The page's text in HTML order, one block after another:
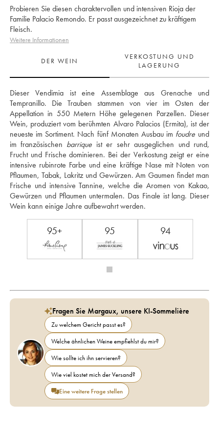
Probieren Sie diesen charaktervollen und intensiven Rioja der
Familie Palacio Remondo. Er passt ausgezeichnet zu kräftigem
Fleisch.
Weitere Informationen
DER WEIN
VERKOSTUNG UND
LAGERUNG
Dieser Vendimia ist eine Assemblage aus Grenache und
Tempranillo. Die Trauben stammen von vier im Osten der
Appellation in 550 Metern Höhe gelegenen Parzellen. Dieser
Wein, produziert vom berühmten Alvaro Palacios (Ermita), ist der
neueste im Sortiment. Nach fünf Monaten Ausbau im foudre und
im französischen barrique ist er sehr ausgeglichen und rund,
Frucht und Frische dominieren. Bei der Verkostung zeigt er eine
intensive rubinrote Farbe und eine kräftige Nase mit Noten von
Pflaumen, Tabak, Lakritz und Gewürzen. Am Gaumen findet man
Frische und intensive Tannine, welche die Aromen von Kakao,
Gewürzen und Pflaumen untermalen. Das Finale ist lang. Dieser
Wein kann einige Jahre aufbewahrt werden.
95+ 95 94
Fragen Sie Margaux, unsere KI-Sommelière
Zu welchem Gericht passt es?
Welche ähnlichen Weine empfiehlst du mir?
Wie sollte ich ihn servieren?
Wie viel kostet mich der Versand?
Eine weitere Frage stellen